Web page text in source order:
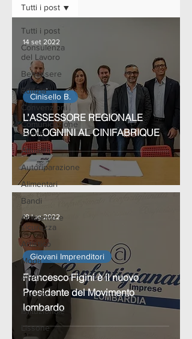
Tutti i post
Consulenza
del Lavoro
Benessere
Edilizia
Convenzioni
Comunicazione
eventi
Attualità
Autoriparazione
Alimentari
Bandi
Ambiente e
sicurezza
Artistico
Moda
ANAP
Trasporti
Istituzionale
Lissone
Tutti i post
L’ASSESSORE REGIONALE
BOLOGNINI AL CINIFABRIQUE
Cinisello B.
14 set 2022
Francesco Figini è il nuovo
Presidente del Movimento
lombardo
Giovani Imprenditori
19 lug 2022